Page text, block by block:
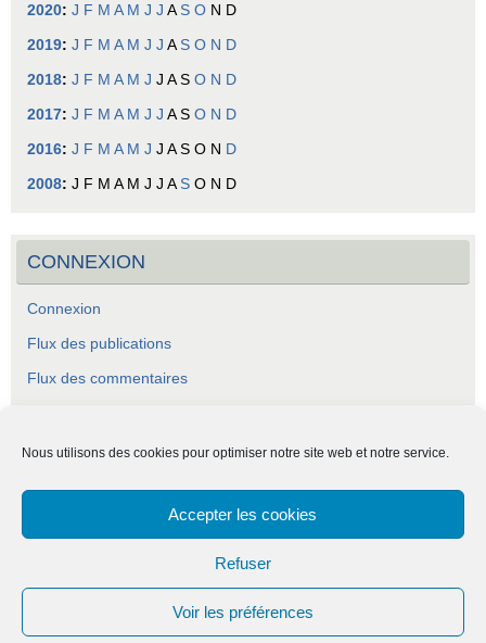
Nous utilisons des cookies pour optimiser notre site web et notre service.
Accepter les cookies
Refuser
Voir les préférences
2020: J F M A M J J A S O N D
2019: J F M A M J J A S O N D
2018: J F M A M J J A S O N D
2017: J F M A M J J A S O N D
2016: J F M A M J J A S O N D
2008: J F M A M J J A S O N D
CONNEXION
Connexion
Flux des publications
Flux des commentaires